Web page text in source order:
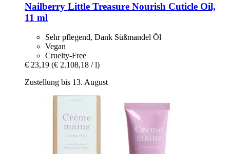
Nailberry Little Treasure Nourish Cuticle Oil,
11 ml
Sehr pflegend, Dank Süßmandel Öl
Vegan
Cruelty-Free
€ 23,19 (€ 2.108,18 / l)
Zustellung bis 13. August